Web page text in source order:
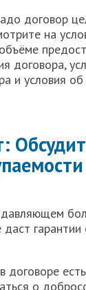
договор
на
договора,
и условия об
договоре
о